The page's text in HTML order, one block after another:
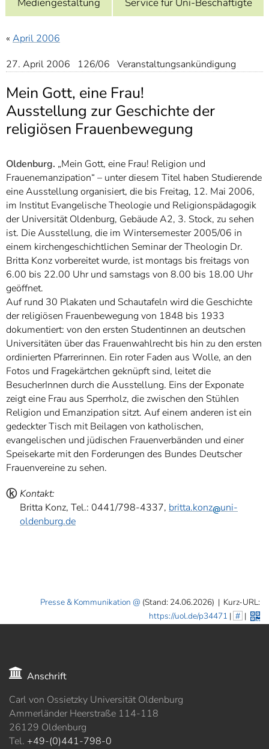
7]
Informationen zur
« April 2006
27. April 2006 126/06 Veranstaltungsankündigung
Mein Gott, eine Frau!
Ausstellung zur Geschichte der
religiösen Frauenbewegung
Oldenburg. „Mein Gott, eine Frau! Religion und
Frauenemanzipation“ – unter diesem Titel haben Studierende
eine Ausstellung organisiert, die bis Freitag, 12. Mai 2006,
im Institut Evangelische Theologie und Religionspädagogik
der Universität Oldenburg, Gebäude A2, 3. Stock, zu sehen
ist. Die Ausstellung, die im Wintersemester 2005/06 in
einem kirchengeschichtlichen Seminar der Theologin Dr.
Britta Konz vorbereitet wurde, ist montags bis freitags von
6.00 bis 22.00 Uhr und samstags von 8.00 bis 18.00 Uhr
geöffnet.
Auf rund 30 Plakaten und Schautafeln wird die Geschichte
der religiösen Frauenbewegung von 1848 bis 1933
dokumentiert: von den ersten Studentinnen an deutschen
Universitäten über das Frauenwahlrecht bis hin zu den ersten
ordinierten Pfarrerinnen. Ein roter Faden aus Wolle, an den
Fotos und Fragekärtchen geknüpft sind, leitet die
BesucherInnen durch die Ausstellung. Eins der Exponate
zeigt eine Frau aus Sperrholz, die zwischen den Stühlen
Religion und Emanzipation sitzt. Auf einem anderen ist ein
gedeckter Tisch mit Beilagen von katholischen,
evangelischen und jüdischen Frauenverbänden und einer
Speisekarte mit den Forderungen des Bundes Deutscher
Frauenvereine zu sehen.
ⓚ Kontakt:
Britta Konz, Tel.: 0441/798-4337, britta.konz
uni-
oldenburg.de
Presse & Kommunikation (Stand: 24.06.2026) | Kurz-URL:
https://uol.de/p34471 | # |
Anschrift
Carl von Ossietzky Universität Oldenburg
Ammerländer Heerstraße 114-118
26129 Oldenburg
Tel. +49-(0)441-798-0